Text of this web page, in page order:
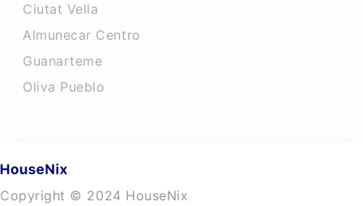
Ciutat Vella
Almunecar Centro
Guanarteme
Oliva Pueblo
Copyright © 2024 HouseNix